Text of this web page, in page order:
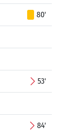
80'
53'
84'